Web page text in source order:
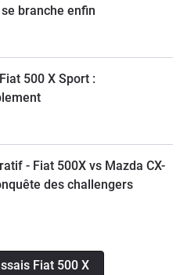
branche enfin
500 X Sport :
- Fiat 500X vs Mazda CX-
des challengers
Fiat 500 X